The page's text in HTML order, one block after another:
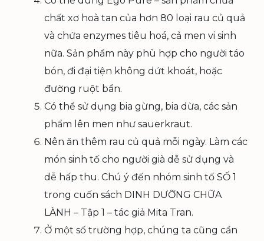
chất xơ hoà tan của hơn 80 loại rau củ quả
và chứa enzymes tiêu hoá, cả men vi sinh
nữa. Sản phẩm này phù hợp cho người táo
bón, đi đại tiện không dứt khoát, hoặc
đường ruột bẩn.
Có thể sử dụng bia gừng, bia dừa, các sản
phẩm lên men như sauerkraut.
Nên ăn thêm rau củ quả mỗi ngày. Làm các
món sinh tố cho người già dễ sử dụng và
dễ hấp thu. Chú ý đến nhóm sinh tố SỐ 1
trong cuốn sách DINH DƯỠNG CHỮA
LÀNH – Tập 1 – tác giả Mita Tran.
Ở một số trường hợp, chúng ta cũng cần